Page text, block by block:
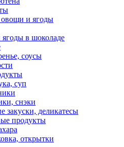
и ягоды
в шоколаде
соусы
суп
снэки
деликатесы
продукты
открытки